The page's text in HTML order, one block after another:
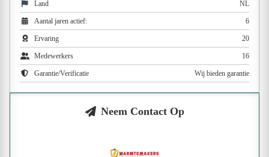
Land NL
Aantal jaren actief: 6
Ervaring 20
Medewerkers 16
Garantie/Verificatie Wij bieden garantie
Neem Contact Op